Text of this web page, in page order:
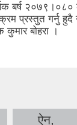
बर्ष २०७९।०८०
प्रस्तुत गर्नु
बोहरा ।
ऐन,